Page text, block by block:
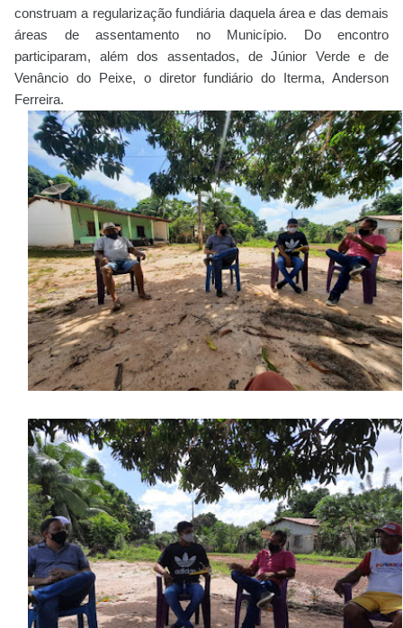
construam a regularização fundiária daquela área e das demais
áreas de assentamento no Município. Do encontro
participaram, além dos assentados, de Júnior Verde e de
Venâncio do Peixe, o diretor fundiário do Iterma, Anderson
Ferreira.